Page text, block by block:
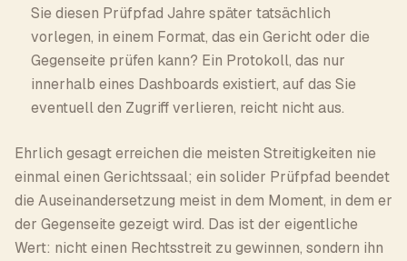
Sie diesen Prüfpfad Jahre später tatsächlich
vorlegen, in einem Format, das ein Gericht oder die
Gegenseite prüfen kann? Ein Protokoll, das nur
innerhalb eines Dashboards existiert, auf das Sie
eventuell den Zugriff verlieren, reicht nicht aus.
Ehrlich gesagt erreichen die meisten Streitigkeiten nie
einmal einen Gerichtssaal; ein solider Prüfpfad beendet
die Auseinandersetzung meist in dem Moment, in dem er
der Gegenseite gezeigt wird. Das ist der eigentliche
Wert: nicht einen Rechtsstreit zu gewinnen, sondern ihn